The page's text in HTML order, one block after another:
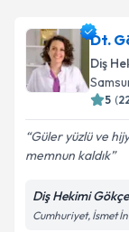
Dt.
Diş
5 (
Güler yüzlü ve
memnun kaldık
Diş Hekimi
Cumhuriyet, İsmet